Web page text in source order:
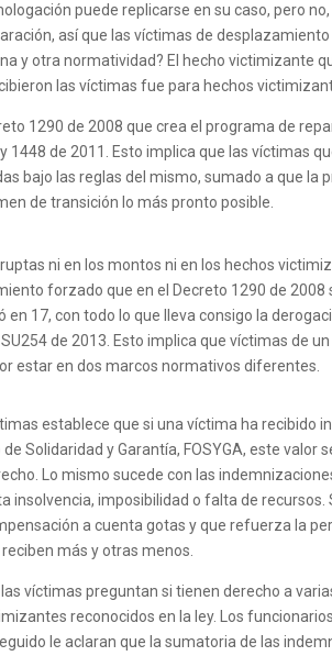
puede replicarse en su caso, pero
así que las víctimas de
y otra normatividad? El hecho victimizante
las víctimas fue para hechos
1290 de 2008 que crea el programa de
1448 de 2011. Esto implica que las víctimas
bajo las reglas del mismo, sumado a que la
de transición lo más pronto posible.
ni en los montos ni en los hechos
forzado que en el Decreto 1290 de
en 17, con todo lo que lleva consigo la
de 2013. Esto implica que víctimas de
estar en dos marcos normativos diferentes.
establece que si una víctima ha recibido
Solidaridad y Garantía, FOSYGA, este valor
Lo mismo sucede con las
insolvencia, imposibilidad o falta de recursos.
a cuenta gotas y que refuerza la
más y otras menos.
víctimas preguntan si tienen derecho a
reconocidos en la ley. Los
le aclaran que la sumatoria de las